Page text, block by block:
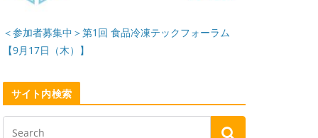
＜参加者募集中＞第1回 食品冷凍テックフォーラム
【9月17日（木）】
サイト内検索